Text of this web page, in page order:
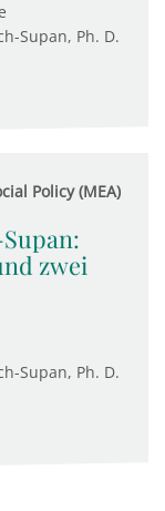
Supan, Ph. D.
Policy (MEA)
zwei
Supan, Ph. D.